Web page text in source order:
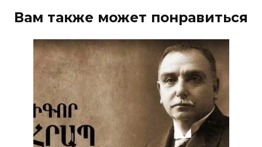
Вам также может понравиться